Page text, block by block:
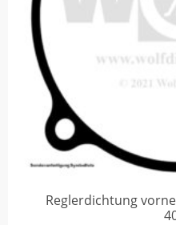
Reglerdichtung